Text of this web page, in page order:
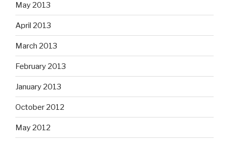
May 2013
April 2013
March 2013
February 2013
January 2013
October 2012
May 2012